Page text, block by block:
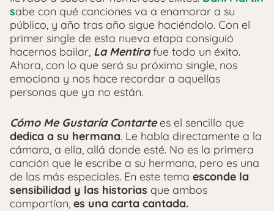
sabe con qué canciones va a enamorar a su
público, y año tras año sigue haciéndolo. Con el
primer single de esta nueva etapa consiguió
hacernos bailar, La Mentirafue todo un éxito.
Ahora, con lo que será su próximo single, nos
emociona y nos hace recordar a aquellas
personas que ya no están.
Cómo Me Gustaría Contartees el sencillo que
dedica a su hermana. Le habla directamente a la
cámara, a ella, allá donde esté. No es la primera
canción que le escribe a su hermana, pero es una
de las más especiales. En este tema esconde la
sensibilidad y las historias que ambos
compartían, es una carta cantada.